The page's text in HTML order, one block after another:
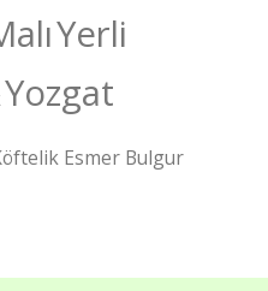
Yerli
Yozgat
Esmer Bulgur